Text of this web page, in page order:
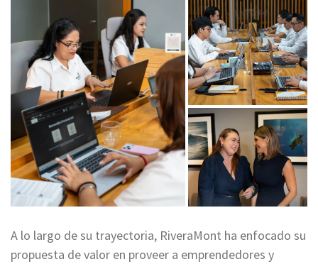
A lo largo de su trayectoria, RiveraMont ha enfocado su
propuesta de valor en proveer a emprendedores y